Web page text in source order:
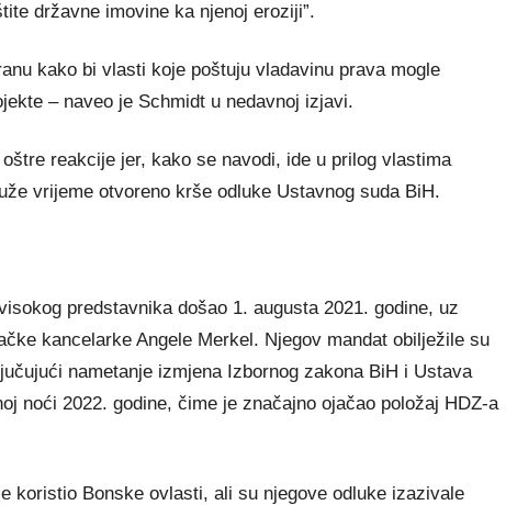
državne imovine ka njenoj eroziji”.
kako bi vlasti koje poštuju vladavinu prava mogle
– naveo je Schmidt u nedavnoj izjavi.
reakcije jer, kako se navodi, ide u prilog vlastima
vrijeme otvoreno krše odluke Ustavnog suda BiH.
predstavnika došao 1. augusta 2021. godine, uz
kancelarke Angele Merkel. Njegov mandat obilježile su
nametanje izmjena Izbornog zakona BiH i Ustava
noći 2022. godine, čime je značajno ojačao položaj HDZ-a
koristio Bonske ovlasti, ali su njegove odluke izazivale